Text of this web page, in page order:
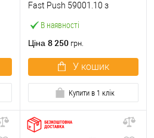
В наявності
Fast Push 59001.10 з
мм червона
Ціна 8 250 грн.
У кошик
Купити в 1 клік